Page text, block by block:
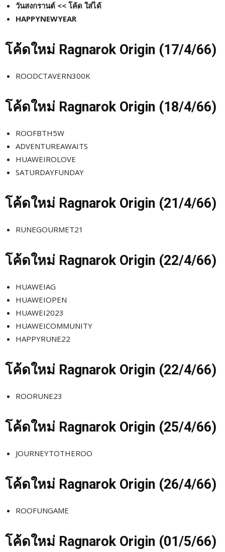
วันสงกรานต์ << โค้ด ใส่ได้
HAPPYNEWYEAR
โค้ดใหม่ Ragnarok Origin (17/4/66)
ROODCTAVERN300K
โค้ดใหม่ Ragnarok Origin (18/4/66)
ROOFBTH5W
ADVENTUREAWAITS
HUAWEIROLOVE
SATURDAYFUNDAY
โค้ดใหม่ Ragnarok Origin (21/4/66)
RUNEGOURMET21
โค้ดใหม่ Ragnarok Origin (22/4/66)
HUAWEIAG
HUAWEIOPEN
HUAWEI2023
HUAWEICOMMUNITY
HAPPYRUNE22
โค้ดใหม่ Ragnarok Origin (22/4/66)
ROORUNE23
โค้ดใหม่ Ragnarok Origin (25/4/66)
JOURNEYTOTHEROO
โค้ดใหม่ Ragnarok Origin (26/4/66)
ROOFUNGAME
โค้ดใหม่ Ragnarok Origin (01/5/66)